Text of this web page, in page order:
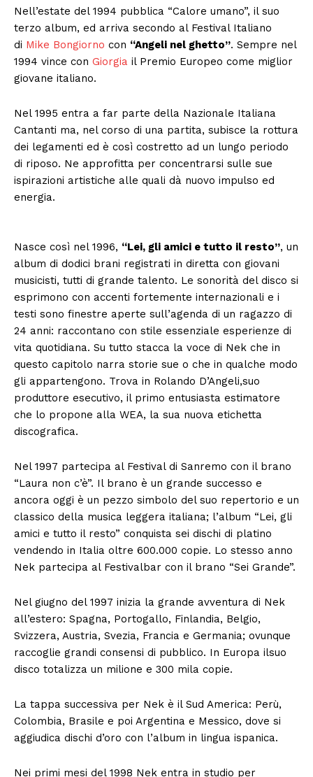
Nell’estate del 1994 pubblica “Calore umano”, il suo
terzo album, ed arriva secondo al Festival Italiano
di Mike Bongiorno con “Angeli nel ghetto”. Sempre nel
1994 vince con Giorgia il Premio Europeo come miglior
giovane italiano.
Nel 1995 entra a far parte della Nazionale Italiana
Cantanti ma, nel corso di una partita, subisce la rottura
dei legamenti ed è così costretto ad un lungo periodo
di riposo. Ne approfitta per concentrarsi sulle sue
ispirazioni artistiche alle quali dà nuovo impulso ed
energia.
Nasce così nel 1996, “Lei, gli amici e tutto il resto”, un
album di dodici brani registrati in diretta con giovani
musicisti, tutti di grande talento. Le sonorità del disco si
esprimono con accenti fortemente internazionali e i
testi sono finestre aperte sull’agenda di un ragazzo di
24 anni: raccontano con stile essenziale esperienze di
vita quotidiana. Su tutto stacca la voce di Nek che in
questo capitolo narra storie sue o che in qualche modo
gli appartengono. Trova in Rolando D’Angeli,suo
produttore esecutivo, il primo entusiasta estimatore
che lo propone alla WEA, la sua nuova etichetta
discografica.
Nel 1997 partecipa al Festival di Sanremo con il brano
“Laura non c’è”. Il brano è un grande successo e
ancora oggi è un pezzo simbolo del suo repertorio e un
classico della musica leggera italiana; l’album “Lei, gli
amici e tutto il resto” conquista sei dischi di platino
vendendo in Italia oltre 600.000 copie. Lo stesso anno
Nek partecipa al Festivalbar con il brano “Sei Grande”.
Nel giugno del 1997 inizia la grande avventura di Nek
all’estero: Spagna, Portogallo, Finlandia, Belgio,
Svizzera, Austria, Svezia, Francia e Germania; ovunque
raccoglie grandi consensi di pubblico. In Europa ilsuo
disco totalizza un milione e 300 mila copie.
La tappa successiva per Nek è il Sud America: Perù,
Colombia, Brasile e poi Argentina e Messico, dove si
aggiudica dischi d’oro con l’album in lingua ispanica.
Nei primi mesi del 1998 Nek entra in studio per